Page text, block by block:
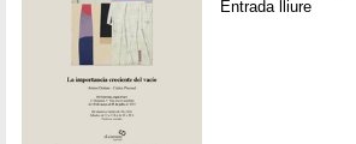
Entrada lliure